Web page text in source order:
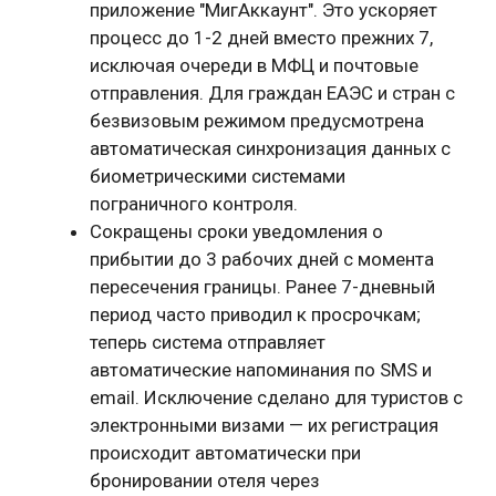
приложение "МигАккаунт". Это ускоряет
процесс до 1-2 дней вместо прежних 7,
исключая очереди в МФЦ и почтовые
отправления. Для граждан ЕАЭС и стран с
безвизовым режимом предусмотрена
автоматическая синхронизация данных с
биометрическими системами
пограничного контроля.
Сокращены сроки уведомления о
прибытии до 3 рабочих дней с момента
пересечения границы. Ранее 7-дневный
период часто приводил к просрочкам;
теперь система отправляет
автоматические напоминания по SMS и
email. Исключение сделано для туристов с
электронными визами — их регистрация
происходит автоматически при
бронировании отеля через